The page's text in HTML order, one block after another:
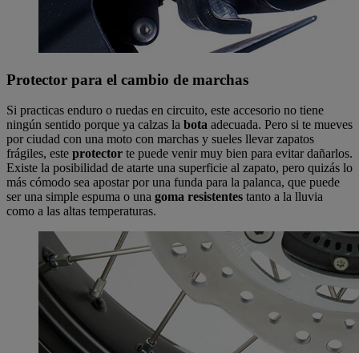
Protector para el cambio de marchas
Si practicas enduro o ruedas en circuito, este accesorio no tiene
ningún sentido porque ya calzas la bota adecuada. Pero si te mueves
por ciudad con una moto con marchas y sueles llevar zapatos
frágiles, este protector te puede venir muy bien para evitar dañarlos.
Existe la posibilidad de atarte una superficie al zapato, pero quizás lo
más cómodo sea apostar por una funda para la palanca, que puede
ser una simple espuma o una goma resistentes tanto a la lluvia
como a las altas temperaturas.